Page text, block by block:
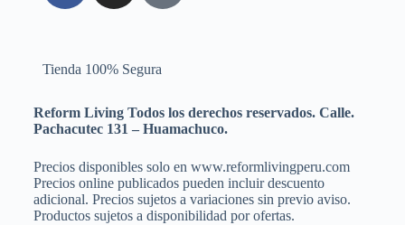
Tienda 100% Segura
Reform Living Todos los derechos reservados. Calle.
Pachacutec 131 – Huamachuco.
Precios disponibles solo en www.reformlivingperu.com
Precios online publicados pueden incluir descuento
adicional. Precios sujetos a variaciones sin previo aviso.
Productos sujetos a disponibilidad por ofertas.